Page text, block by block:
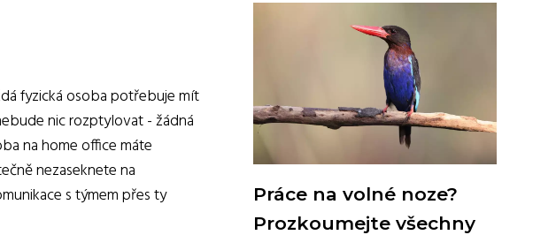
fyzická osoba potřebuje mít
nic rozptylovat - žádná
na home office máte
nezaseknete na
s týmem přes ty
Práce na volné noze?
Prozkoumejte všechny